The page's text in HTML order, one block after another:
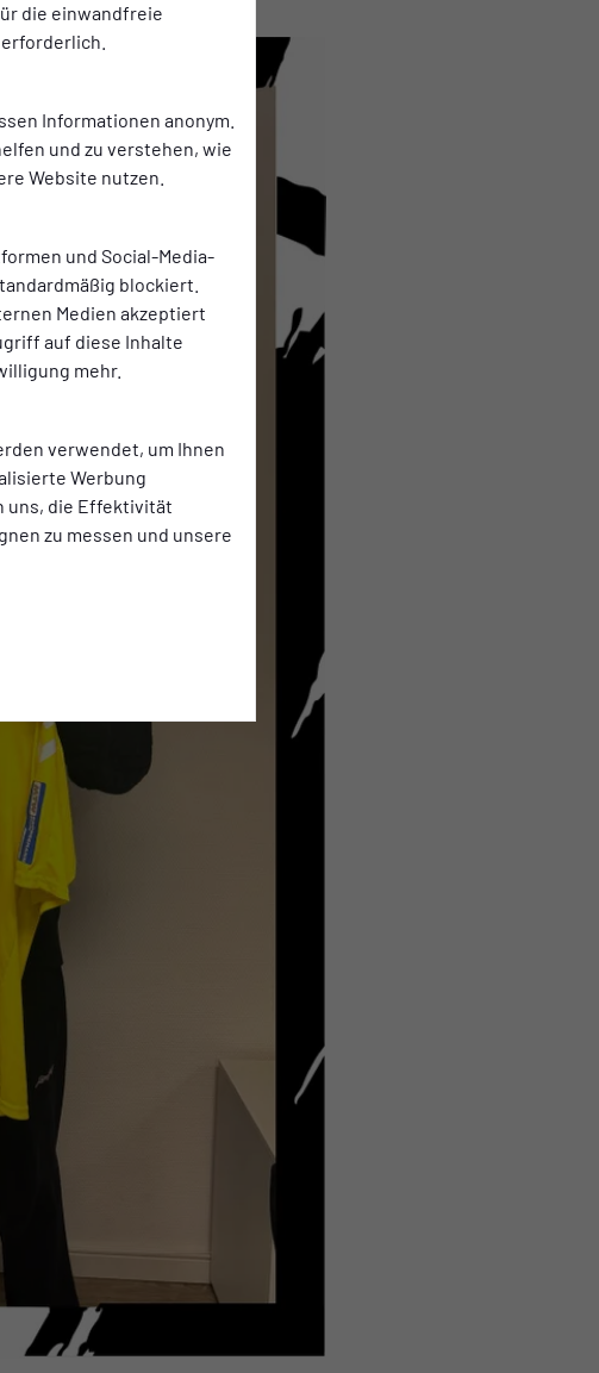
die einwandfreie
Informationen anonym.
und zu verstehen, wie
Website nutzen.
und Social-Media-
blockiert.
Medien akzeptiert
auf diese Inhalte
mehr.
verwendet, um Ihnen
Werbung
uns, die Effektivität
zu messen und unsere